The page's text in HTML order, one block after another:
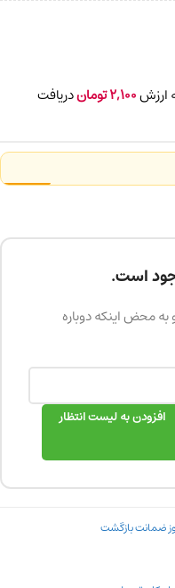
ارزش2,100توماندریافت
است.
به محض اینکه دوباره
افزودن به لیست انتظار